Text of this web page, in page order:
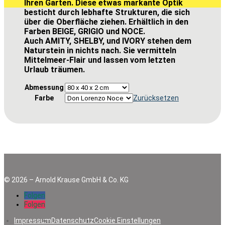
Ihren Garten. Diese etwas markante Optik
besticht durch lebhafte Strukturen, die sich
über die Oberfläche ziehen. Erhältlich in den
Farben BEIGE, GRIGIO und NOCE.
Auch AMITY, SHELBY, und IVORY stehen dem
Naturstein in nichts nach. Sie vermitteln
Mittelmeer-Flair und lassen vom letzten
Urlaub träumen.
Abmessung
Farbe
Zurücksetzen
© 2026 – Arnold Krause GmbH & Co. KG
Folgen
Folgen
ImpressumDatenschutzCookie Einstellungen